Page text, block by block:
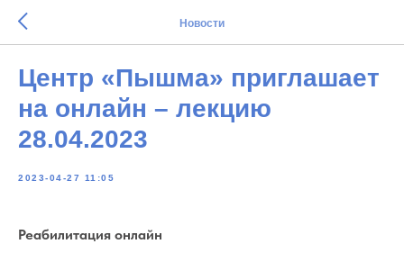
Новости
Центр «Пышма» приглашает
на онлайн – лекцию
28.04.2023
2023-04-27 11:05
Реабилитация онлайн